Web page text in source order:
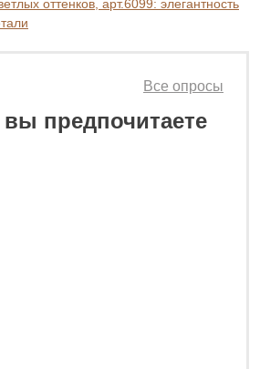
оттенков, арт.6099: элегантность
предпочитаете
Все опросы